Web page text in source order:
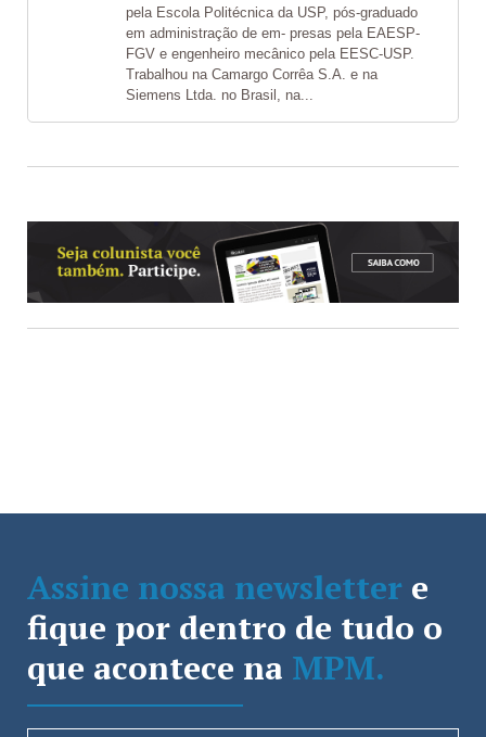
pela Escola Politécnica da USP, pós-graduado
em administração de em- presas pela EAESP-
FGV e engenheiro mecânico pela EESC-USP.
Trabalhou na Camargo Corrêa S.A. e na
Siemens Ltda. no Brasil, na...
Assine nossa newsletter e
fique por dentro de tudo o
que acontece na MPM.